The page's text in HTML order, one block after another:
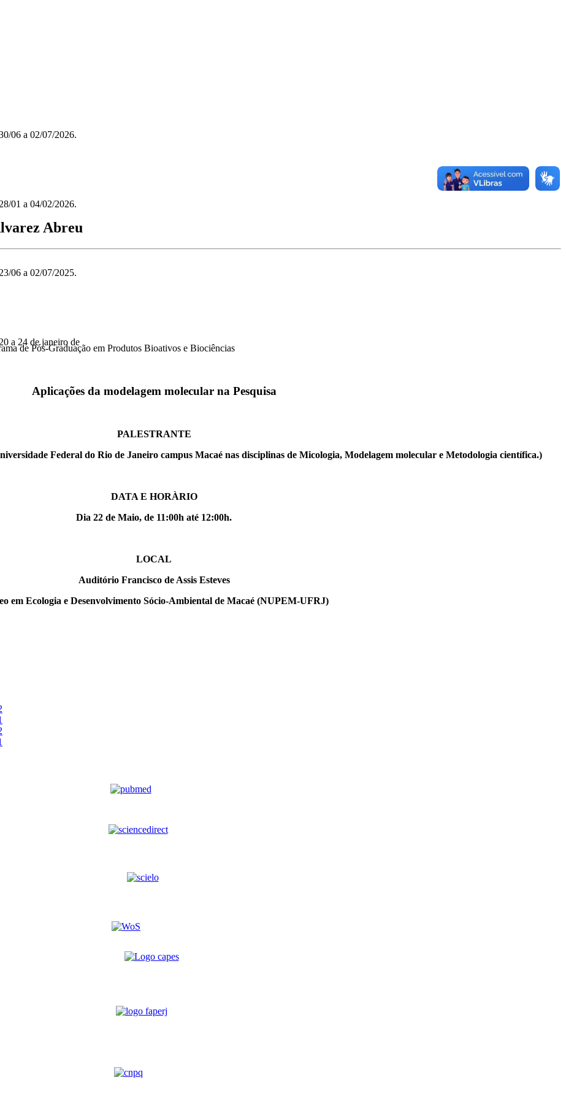
06 a 02/07/2026.
01 a 04/02/2026.
06 a 02/07/2025.
a 24 de janeiro de
Abreu
de Pós-Graduação em Produtos Bioativos e Biociências
Aplicações da modelagem molecular na Pesquisa
PALESTRANTE
Federal do Rio de Janeiro campus Macaé nas disciplinas de Micologia, Modelagem molecular e Metodologia científica.)
DATA E HORÀRIO
Dia 22 de Maio, de 11:00h até 12:00h.
LOCAL
Auditório Francisco de Assis Esteves
em Ecologia e Desenvolvimento Sócio-Ambiental de Macaé (NUPEM-UFRJ)